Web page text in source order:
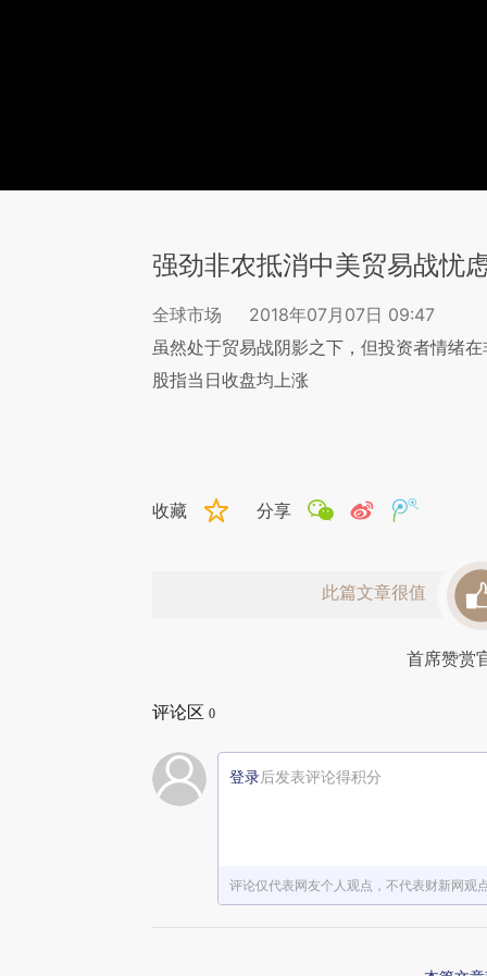
强劲非农抵消中美贸易战忧
全球市场
2018年07月07日 09:47
虽然处于贸易战阴影之下，但投资者情绪
股指当日收盘均上涨
收藏 分享
此篇文章很值
首席赞赏
评论区 0
登录后发表评论得积分
评论仅代表网友个人观点，不代表财新网观